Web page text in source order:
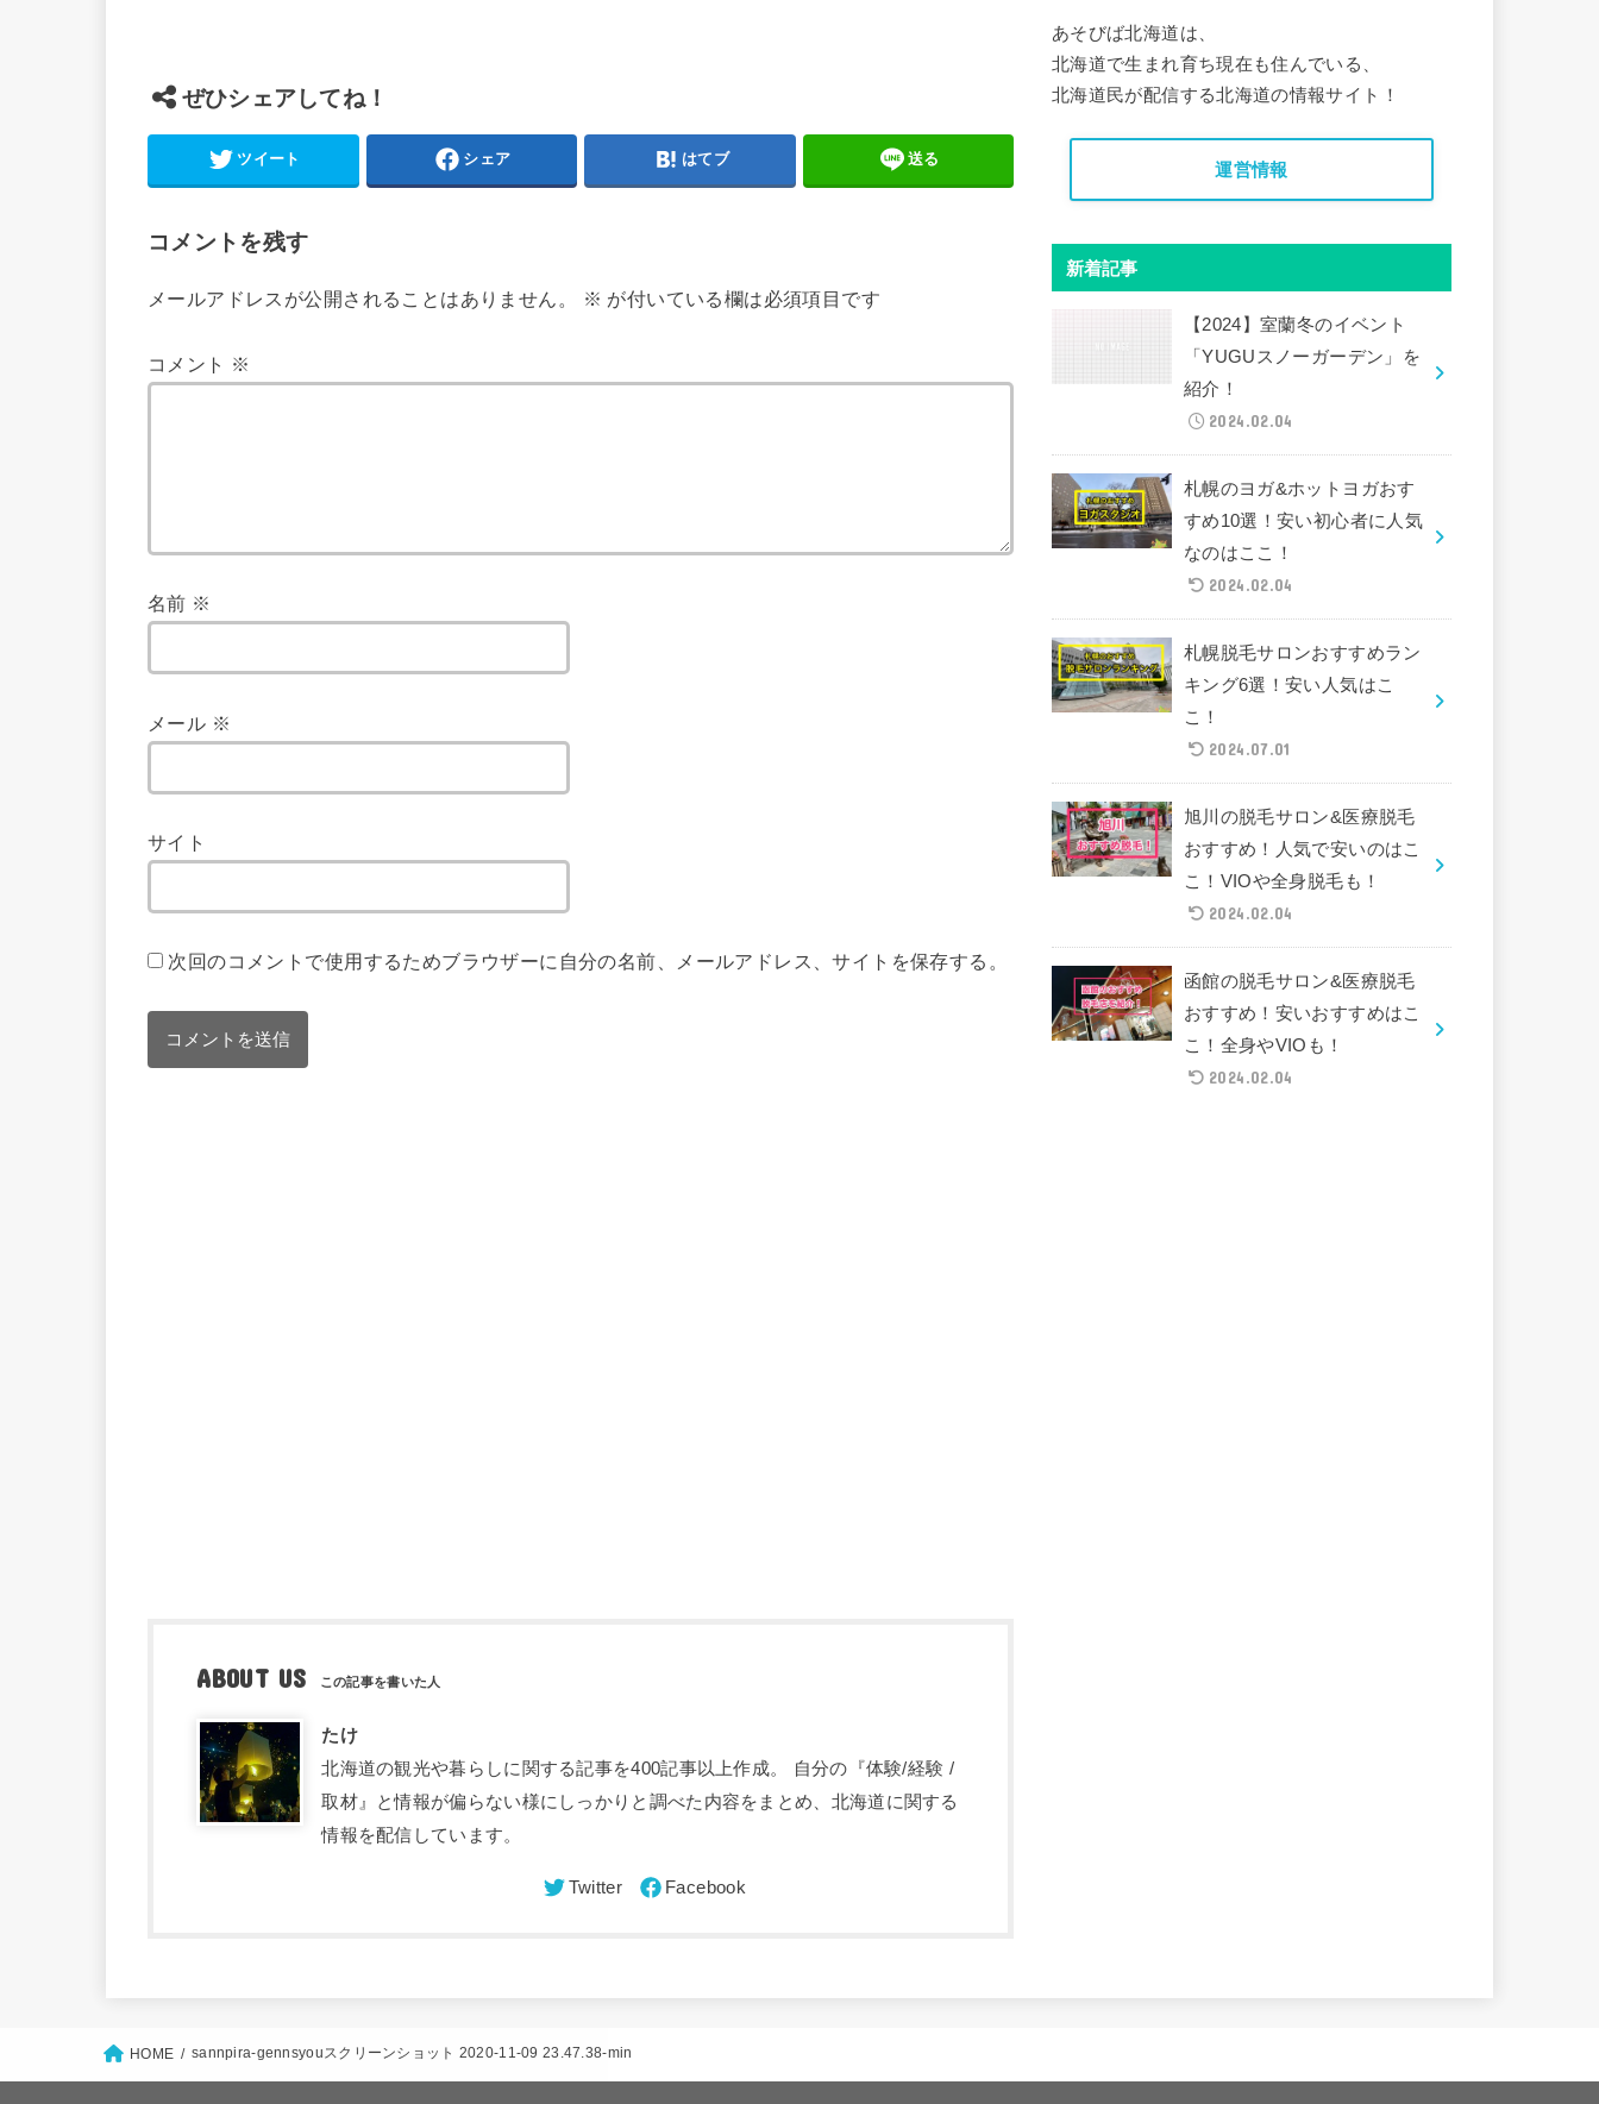
ぜひシェアしてね！
ツイート シェア はてブ 送る
コメントを残す
メールアドレスが公開されることはありません。 ※ が付いている欄は必須項目です
コメント ※
名前 ※
メール ※
サイト
次回のコメントで使用するためブラウザーに自分の名前、メールアドレス、サイトを保存する。
ABOUT US
たけ
北海道の観光や暮らしに関する記事を400記事以上作成。 自分の『体験/経験 /
取材』と情報が偏らない様にしっかりと調べた内容をまとめ、北海道に関する
情報を配信しています。
あそびば北海道は、
北海道で生まれ育ち現在も住んでいる、
北海道民が配信する北海道の情報サイト！
運営情報
新着記事
【2024】室蘭冬のイベント
「YUGUスノーガーデン」を
紹介！
2024.02.04
札幌のヨガ&ホットヨガおす
すめ10選！安い初心者に人気
なのはここ！
2024.02.04
札幌脱毛サロンおすすめラン
キング6選！安い人気はこ
こ！
2024.07.01
旭川の脱毛サロン&医療脱毛
おすすめ！人気で安いのはこ
こ！VIOや全身脱毛も！
2024.02.04
函館の脱毛サロン&医療脱毛
おすすめ！安いおすすめはこ
こ！全身やVIOも！
2024.02.04
HOME sannpira-gennsyouスクリーンショット 2020-11-09 23.47.38-min